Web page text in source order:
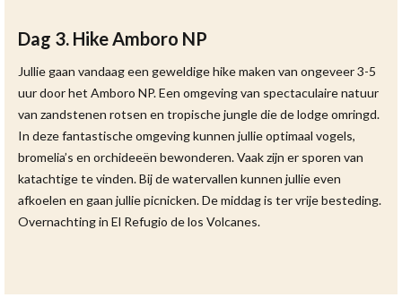
Dag 3. Hike Amboro NP
Jullie gaan vandaag een geweldige hike maken van ongeveer 3-5
uur door het Amboro NP. Een omgeving van spectaculaire natuur
van zandstenen rotsen en tropische jungle die de lodge omringd.
In deze fantastische omgeving kunnen jullie optimaal vogels,
bromelia’s en orchideeën bewonderen. Vaak zijn er sporen van
katachtige te vinden. Bij de watervallen kunnen jullie even
afkoelen en gaan jullie picnicken. De middag is ter vrije besteding.
Overnachting in El Refugio de los Volcanes.